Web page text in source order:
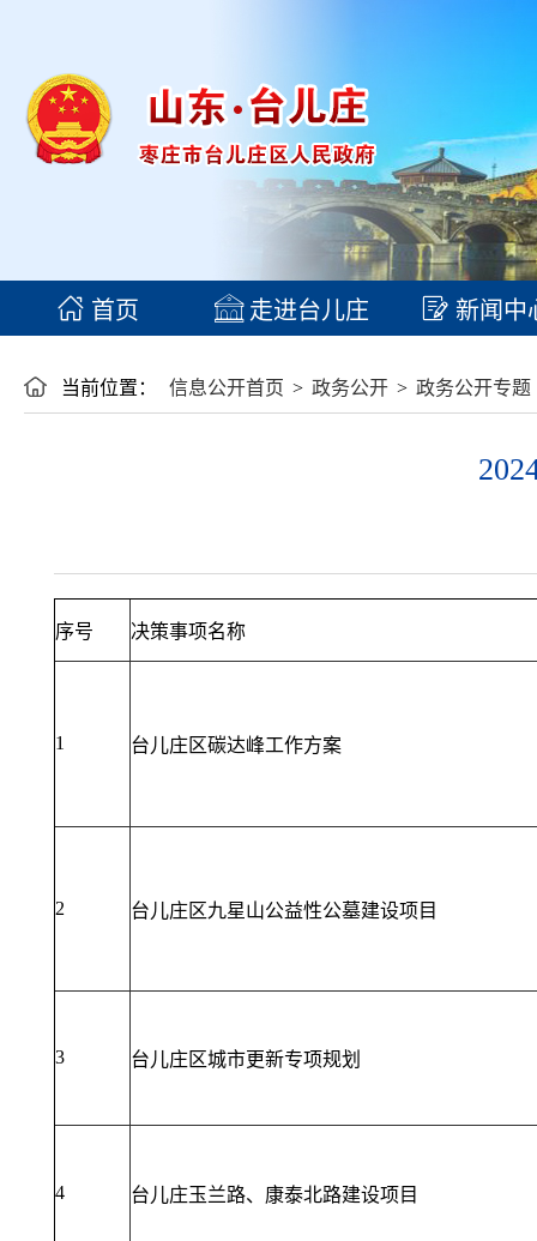
首页 走进台儿庄 新闻中
当前位置： 信息公开首页 > 政务公开 > 政务公开专题
序号 决策事项名称
1 台儿庄区碳达峰工作方案
2 台儿庄区九星山公益性公墓建设项目
3 台儿庄区城市更新专项规划
4 台儿庄玉兰路、康泰北路建设项目